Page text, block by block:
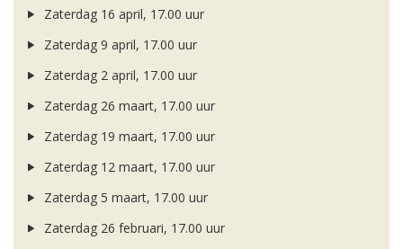
Zaterdag 16 april, 17.00 uur
Zaterdag 9 april, 17.00 uur
Zaterdag 2 april, 17.00 uur
Zaterdag 26 maart, 17.00 uur
Zaterdag 19 maart, 17.00 uur
Zaterdag 12 maart, 17.00 uur
Zaterdag 5 maart, 17.00 uur
Zaterdag 26 februari, 17.00 uur